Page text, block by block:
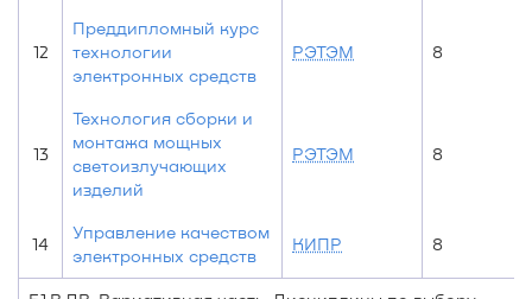
12
Преддипломный курс
технологии
электронных средств
РЭТЭМ 8
13
Технология сборки и
монтажа мощных
светоизлучающих
изделий
РЭТЭМ 8
14
Управление качеством
электронных средств
КИПР 8